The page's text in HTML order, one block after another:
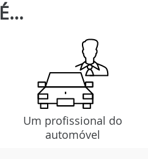
É…
Um profissional do
automóvel